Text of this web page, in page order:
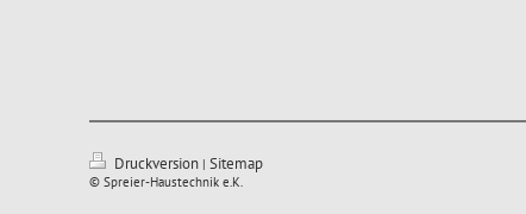
Druckversion | Sitemap
© Spreier-Haustechnik e.K.